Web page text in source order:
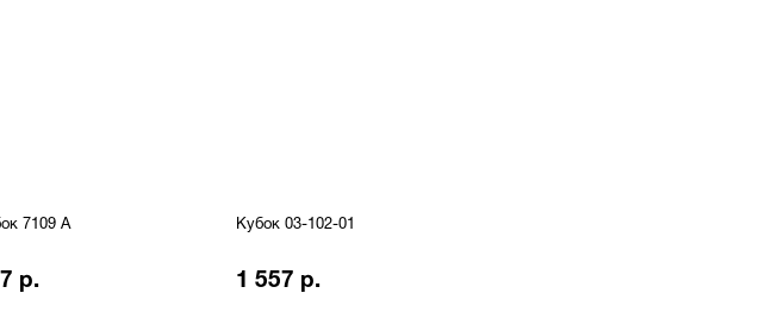
7109 A
р.
Кубок 03-102-01
1 557 р.